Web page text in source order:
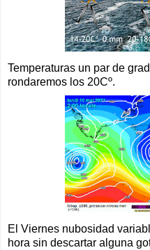
Temperaturas un par de
rondaremos los 20Cº.
El Viernes nubosidad
hora sin descartar alguna